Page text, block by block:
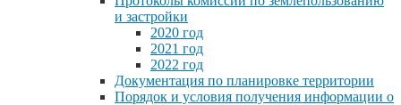
и застройки
2020 год
2021 год
2022 год
Документация по планировке территории
Порядок и условия получения информации о